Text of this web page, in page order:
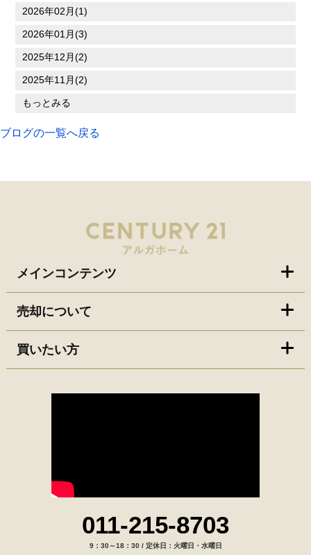
2026年02月(1)
2026年01月(3)
2025年12月(2)
2025年11月(2)
もっとみる
ブログの一覧へ戻る
メインコンテンツ
売却について
買いたい方
011-215-8703
9：30～18：30 / 定休日：火曜日・水曜日